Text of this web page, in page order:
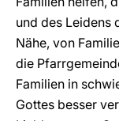
und des Leidens
Nähe, von
die
Familien in
Gottes besser